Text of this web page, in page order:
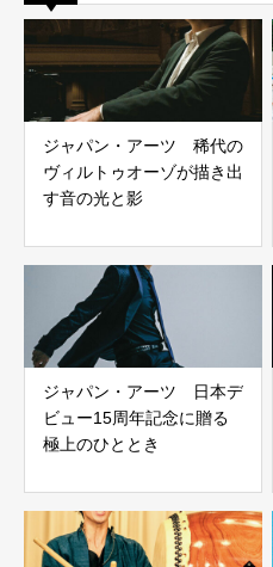
ジャパン・アーツ 稀代の
ヴィルトゥオーゾが描き出
す音の光と影
ジャパン・アーツ 日本デ
ビュー15周年記念に贈る
極上のひととき